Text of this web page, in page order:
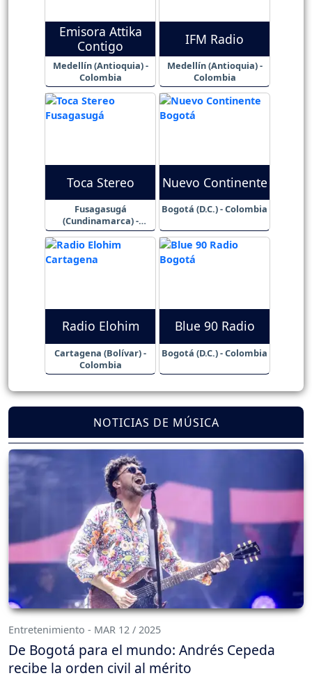
Emisora Attika
Contigo
Medellín (Antioquia) -
Colombia
IFM Radio
Medellín (Antioquia) -
Colombia
Toca Stereo
Fusagasugá
(Cundinamarca) -
Colombia
Nuevo Continente
Bogotá (D.C.) - Colombia
Radio Elohim
Cartagena (Bolívar) -
Colombia
Blue 90 Radio
Bogotá (D.C.) - Colombia
NOTICIAS DE MÚSICA
Entretenimiento - MAR 12 / 2025
De Bogotá para el mundo: Andrés Cepeda
recibe la orden civil al mérito